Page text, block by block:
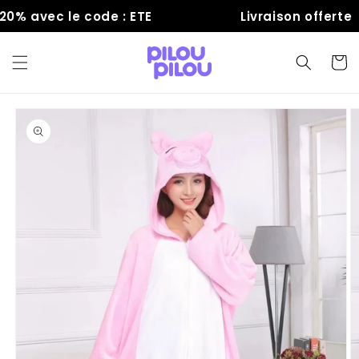
passer
au
avec le code : ETE Livraison offerte
Panier
Passer aux
informations
produits